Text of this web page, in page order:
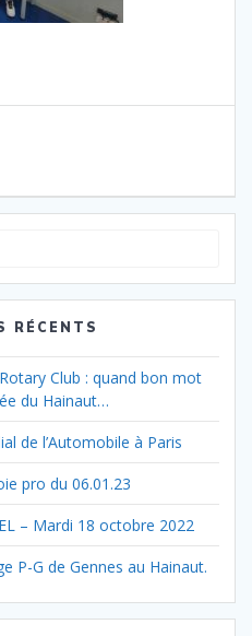
:
RÉCENTS
Club : quand bon mot
du Hainaut…
de l’Automobile à Paris
pro du 06.01.23
– Mardi 18 octobre 2022
P-G de Gennes au Hainaut.